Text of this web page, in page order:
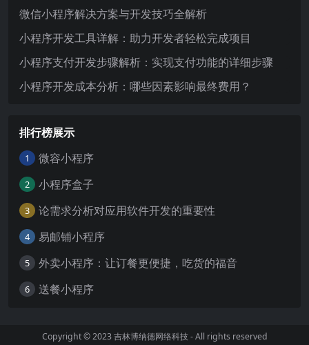
微信小程序解决方案与开发技巧全解析
小程序开发工具详解：助力开发者轻松完成项目
小程序支付开发步骤解析：实现支付功能的详细步骤
小程序开发成本分析：哪些因素影响最终费用？
排行榜展示
1 微容小程序
2 小程序盒子
3 论需求分析对应用软件开发的重要性
4 易邮铺小程序
5 外卖小程序：让订餐更便捷，吃货的福音
6 送餐小程序
Copyright © 2023吉林博纳德网络科技- All rights reserved